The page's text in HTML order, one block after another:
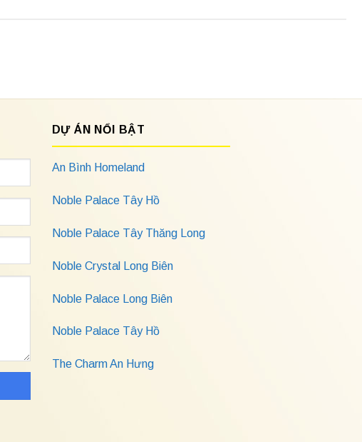
DỰ ÁN NỔI BẬT
An Bình Homeland
Noble Palace Tây Hồ
Noble Palace Tây Thăng Long
Noble Crystal Long Biên
Noble Palace Long Biên
Noble Palace Tây Hồ
The Charm An Hưng